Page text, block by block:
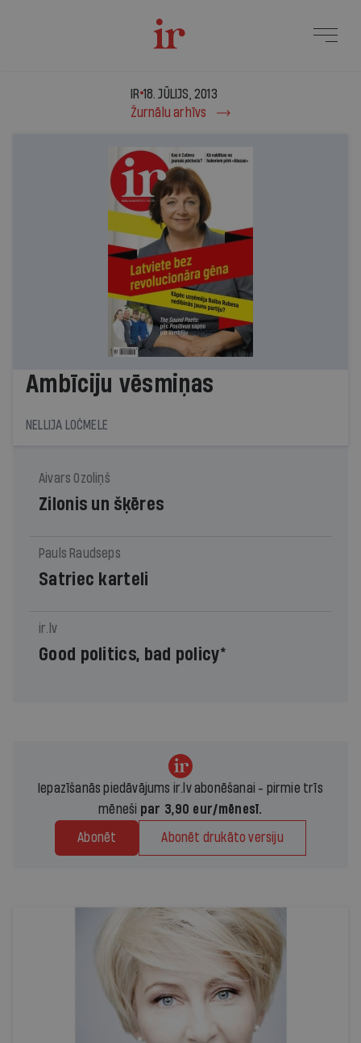
IR - 18. jūlijs, 2013
IR 18. JŪLIJS, 2013
Žurnālu arhīvs
Ambīciju vēsmiņas
NELLIJA LOČMELE
Aivars Ozoliņš
Zilonis un šķēres
Pauls Raudseps
Satriec karteli
ir.lv
Good politics, bad policy*
Iepazīšanās piedāvājums ir.lv abonēšanai - pirmie trīs
mēneši par 3,90 eur/mēnesī.
Abonēt Abonēt drukāto versiju